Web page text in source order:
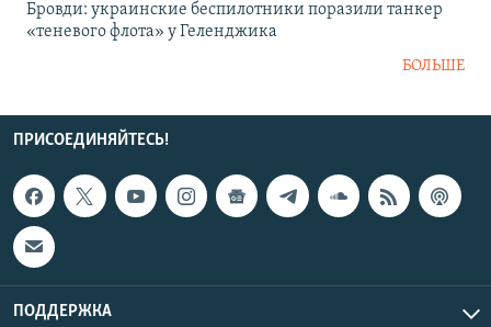
Бровди: украинские беспилотники поразили танкер
«теневого флота» у Геленджика
БОЛЬШЕ
ПРИСОЕДИНЯЙТЕСЬ!
ПОДДЕРЖКА